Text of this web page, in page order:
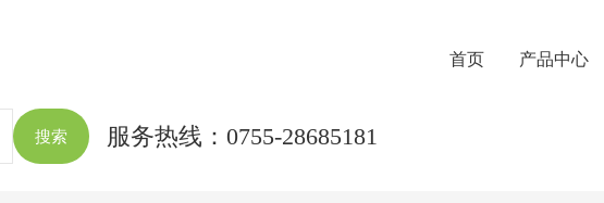
首页 产品中心
搜索 服务热线：0755-28685181